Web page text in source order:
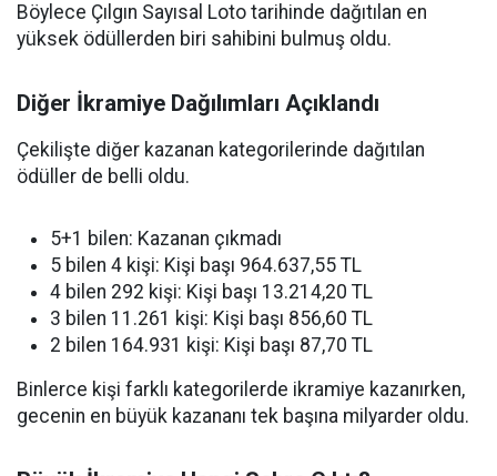
Böylece Çılgın Sayısal Loto tarihinde dağıtılan en
yüksek ödüllerden biri sahibini bulmuş oldu.
Diğer İkramiye Dağılımları Açıklandı
Çekilişte diğer kazanan kategorilerinde dağıtılan
ödüller de belli oldu.
5+1 bilen: Kazanan çıkmadı
5 bilen 4 kişi: Kişi başı 964.637,55 TL
4 bilen 292 kişi: Kişi başı 13.214,20 TL
3 bilen 11.261 kişi: Kişi başı 856,60 TL
2 bilen 164.931 kişi: Kişi başı 87,70 TL
Binlerce kişi farklı kategorilerde ikramiye kazanırken,
gecenin en büyük kazananı tek başına milyarder oldu.